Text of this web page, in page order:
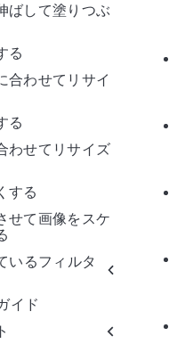
ばして塗りつぶ
る
合わせてリサイ
る
わせてリサイズ
する
せて画像をスケ
いるフィルタ
イド